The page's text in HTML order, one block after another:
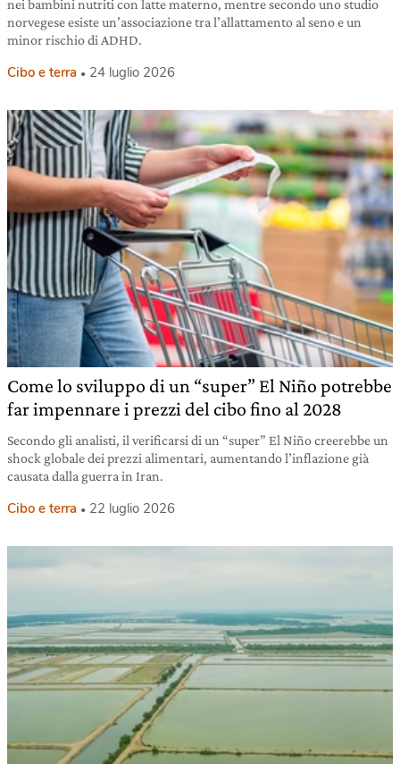
nei bambini nutriti con latte materno, mentre secondo uno studio
norvegese esiste un’associazione tra l’allattamento al seno e un
minor rischio di ADHD.
Cibo e terra 24 luglio 2026
Come lo sviluppo di un “super” El Niño potrebbe
far impennare i prezzi del cibo fino al 2028
Secondo gli analisti, il verificarsi di un “super” El Niño creerebbe un
shock globale dei prezzi alimentari, aumentando l’inflazione già
causata dalla guerra in Iran.
Cibo e terra 22 luglio 2026